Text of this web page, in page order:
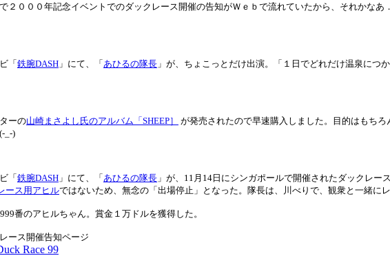
２０００年記念イベントでのダックレース開催の告知がＷｅｂで流れていたから、それかな
「 鉄腕DASH 」にて、「 あひるの隊長 」が、ちょこっとだけ出演。「１日でどれだけ温泉につ
ーの山崎まさよし氏のアルバム「SHEEP］
が発売されたので早速購入しました。目的はもち
_-)
「 鉄腕DASH 」にて、「 あひるの隊長 」が、11月14日にシンガポールで開催されたダックレー
ース用アヒルではないため、無念の「出場停止」となった。隊長は、川べりで、観衆と一緒に
番のアヒルちゃん。賞金１万ドルを獲得した。
ース開催告知ページ
Race 99